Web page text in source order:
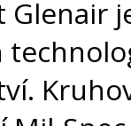
Glenair